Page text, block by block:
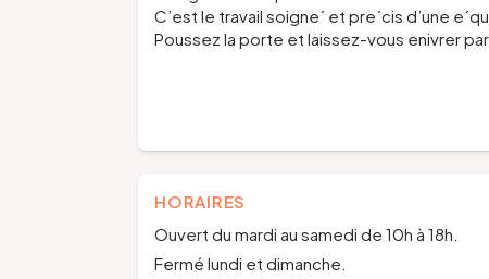
C’est le travail soigne´ et pre´cis d’une
Poussez la porte et laissez-vous enivrer
HORAIRES
Ouvert du mardi au samedi de 10h à 18h.
Fermé lundi et dimanche.